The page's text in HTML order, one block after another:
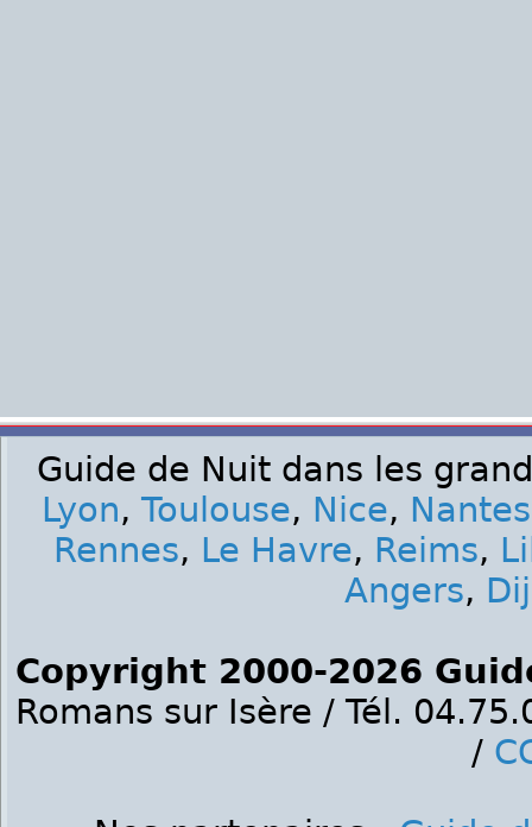
Guide de Nuit dans les
Lyon, Toulouse, Nice, Nantes
Rennes, Le Havre, Reims,
Angers,
Copyright 2000-2026
Romans sur Isère / Tél.
/